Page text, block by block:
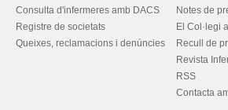
Consulta d'infermeres amb DACS
Registre de societats
Queixes, reclamacions i denúncies
Notes de
El Col·legi
Recull de
Revista
RSS
Contacta